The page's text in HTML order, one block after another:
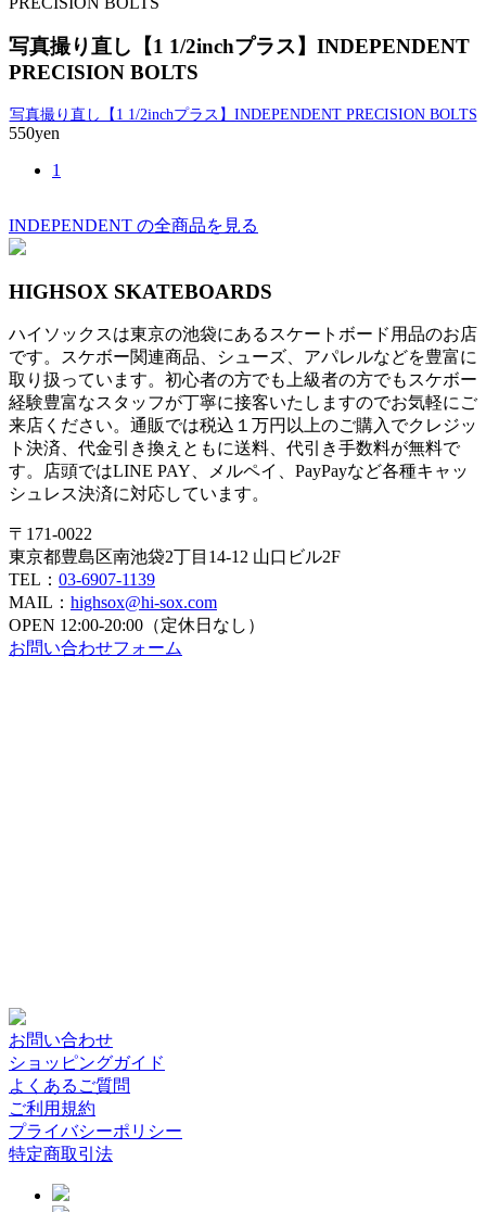
写真撮り直し【1 1/2inchプラス】INDEPENDENT
PRECISION BOLTS
写真撮り直し【1 1/2inchプラス】INDEPENDENT PRECISION BOLTS
550yen
1
INDEPENDENT の全商品を見る
HIGHSOX SKATEBOARDS
ハイソックスは東京の池袋にあるスケートボード用品のお店
です。スケボー関連商品、シューズ、アパレルなどを豊富に
取り扱っています。初心者の方でも上級者の方でもスケボー
経験豊富なスタッフが丁寧に接客いたしますのでお気軽にご
来店ください。通販では税込１万円以上のご購入でクレジッ
ト決済、代金引き換えともに送料、代引き手数料が無料で
す。店頭ではLINE PAY、メルペイ、PayPayなど各種キャッ
シュレス決済に対応しています。
〒171-0022
東京都豊島区南池袋2丁目14-12 山口ビル2F
TEL： 03-6907-1139
MAIL： highsox@hi-sox.com
OPEN 12:00-20:00（定休日なし）
お問い合わせフォーム
お問い合わせ
ショッピングガイド
よくあるご質問
ご利用規約
プライバシーポリシー
特定商取引法